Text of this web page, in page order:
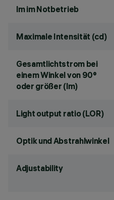
lm im Notbetrieb
Maximale Intensität (cd)
Gesamtlichtstrom bei
einem Winkel von 90°
oder größer (lm)
Light output ratio (LOR)
Optik und Abstrahlwinkel
Adjustability